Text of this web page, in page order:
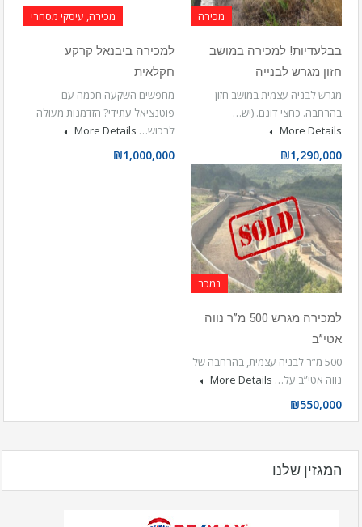
מכירה
בבלעדיות! למכירה במושב
חזון מגרש לבנייה
מגרש לבניה עצמית במושב חזון
בהרחבה. כחצי דונם. (יש…
More Details
₪1,290,000
מכירה, עיסקי מסחרי
למכירה ביבנאל קרקע
חקלאית
מחפשים השקעה חכמה עם
פוטנציאל עתידי? הזדמנות מעולה
לרכוש… More Details
₪1,000,000
נמכר
למכירה מגרש 500 מ”ר נווה
אטי”ב
500 מ”ר לבניה עצמית, בהרחבה של
נווה אטי”ב על… More Details
₪550,000
המגזין שלנו